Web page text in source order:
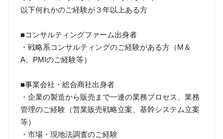
以下何れかのご経験が３年以上ある方
■コンサルティングファーム出身者
・戦略系コンサルティングのご経験がある方（M＆
A、PMIのご経験等）
■事業会社・総合商社出身者
・企業の製造から販売まで一連の業務プロセス、業務
管理のご経験（営業販売戦略立案、基幹システム立案
等）
・市場・現地法調査のご経験